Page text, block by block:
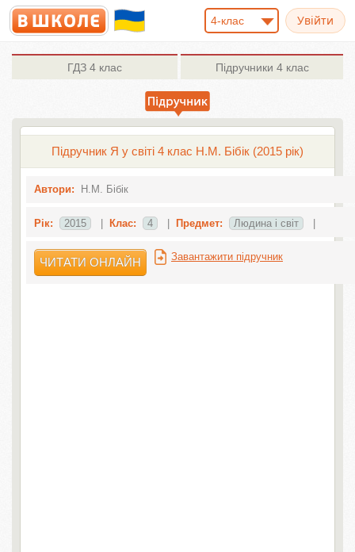
4-клас
ГДЗ 4 клас Підручники 4 клас
Підручник Я у світі 4 клас H.М. Бібік (2015 рік)
Автори: H.М. Бібік
Рік: 2015 Клас: 4 Предмет: Людина і світ
ЧИТАТИ ОНЛАЙН Завантажити підручник